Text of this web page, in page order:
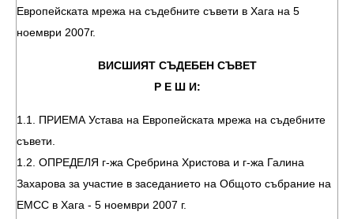
Европейската мрежа на съдебните съвети в Хага на 5
ноември 2007г.
ВИСШИЯТ СЪДЕБЕН СЪВЕТ
Р Е Ш И:
1.1. ПРИЕМА Устава на Европейската мрежа на съдебните
съвети.
1.2. ОПРЕДЕЛЯ г-жа Сребрина Христова и г-жа Галина
Захарова за участие в заседанието на Общото събрание на
ЕМСС в Хага - 5 ноември 2007 г.